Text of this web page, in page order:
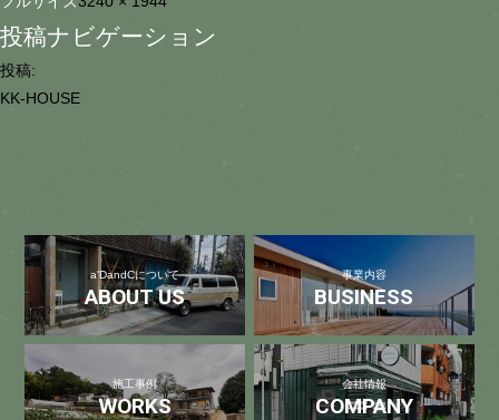
投稿ナビゲーション
投稿:
KK-HOUSE
a'DandCについて
ABOUT US
事業内容
BUSINESS
施工事例
WORKS
会社情報
COMPANY